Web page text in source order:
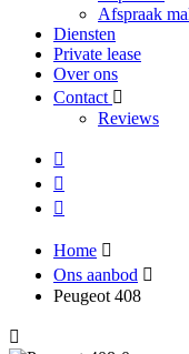
Afspraak
Diensten
Private lease
Over ons
Contact
Reviews
Home
Ons aanbod
Peugeot 408